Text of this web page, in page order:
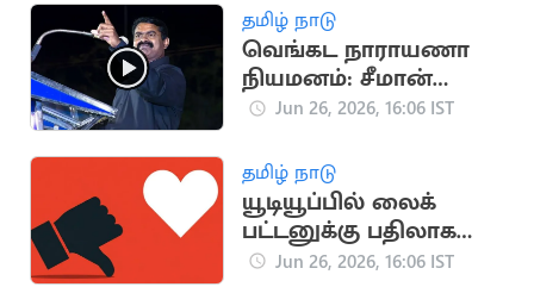
தமிழ் நாடு
வெங்கட நாராயணா
நியமனம்: சீமான்
கண்டனம்
Jun 26, 2026, 16:06 IST
தமிழ் நாடு
யூடியூப்பில் லைக்
பட்டனுக்கு பதிலாக
heart icon
Jun 26, 2026, 16:06 IST